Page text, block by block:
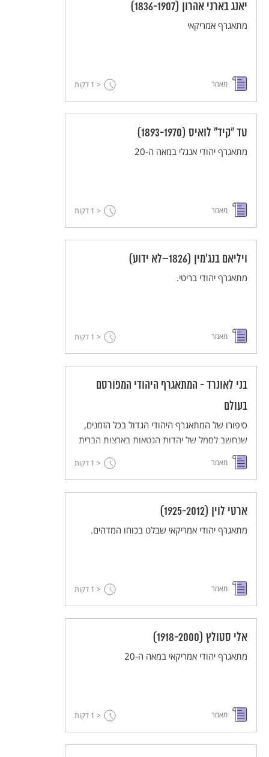
יאנג בארני אהרון (1836-1907)
מתאגרף אמריקאי
מאמר < 1 דקות
טד "קיד" לואיס (1893-1970)
מתאגרף יהודי אנגלי במאה ה-20
מאמר < 1 דקות
ויליאם בנג'מין (1826–לא ידוע)
מתאגרף יהודי בריטי.
מאמר < 1 דקות
בני לאונרד - המתאגרף היהודי המפורסם
בעולם
סיפורו של המתאגרף היהודי הגדול בכל הזמנים,
שנחשב לסמל של יהדות הגטאות בארצות הברית
של תחילת המאה ה-20.
מאמר < 1 דקות
ארטי לוין (1925-2012)
מתאגרף יהודי אמריקאי שבלט בכוחו המדהים.
מאמר < 1 דקות
אלי סטולץ (1918-2000)
מתאגרף יהודי אמריקאי במאה ה-20
מאמר < 1 דקות